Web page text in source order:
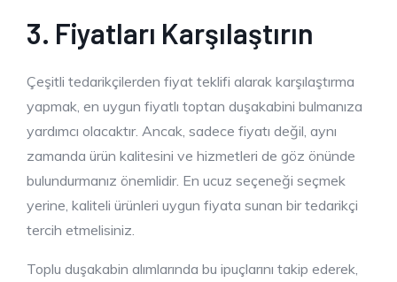
3. Fiyatları Karşılaştırın
Çeşitli tedarikçilerden fiyat teklifi alarak karşılaştırma
yapmak, en uygun fiyatlı toptan duşakabini bulmanıza
yardımcı olacaktır. Ancak, sadece fiyatı değil, aynı
zamanda ürün kalitesini ve hizmetleri de göz önünde
bulundurmanız önemlidir. En ucuz seçeneği seçmek
yerine, kaliteli ürünleri uygun fiyata sunan bir tedarikçi
tercih etmelisiniz.
Toplu duşakabin alımlarında bu ipuçlarını takip ederek,